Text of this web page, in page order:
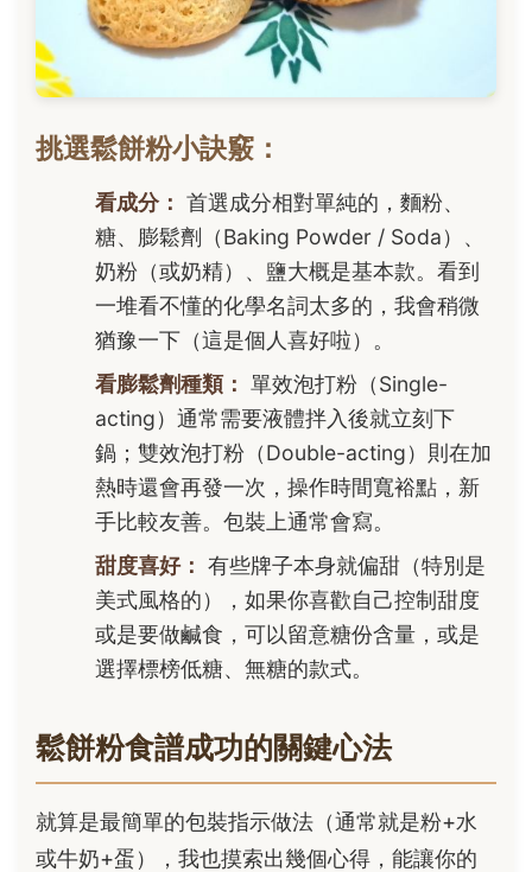
挑選鬆餅粉小訣竅：
看成分： 首選成分相對單純的，麵粉、
糖、膨鬆劑（Baking Powder / Soda）、
奶粉（或奶精）、鹽大概是基本款。看到
一堆看不懂的化學名詞太多的，我會稍微
猶豫一下（這是個人喜好啦）。
看膨鬆劑種類： 單效泡打粉（Single-
acting）通常需要液體拌入後就立刻下
鍋；雙效泡打粉（Double-acting）則在加
熱時還會再發一次，操作時間寬裕點，新
手比較友善。包裝上通常會寫。
甜度喜好： 有些牌子本身就偏甜（特別是
美式風格的），如果你喜歡自己控制甜度
或是要做鹹食，可以留意糖份含量，或是
選擇標榜低糖、無糖的款式。
鬆餅粉食譜成功的關鍵心法
就算是最簡單的包裝指示做法（通常就是粉+水
或牛奶+蛋），我也摸索出幾個心得，能讓你的